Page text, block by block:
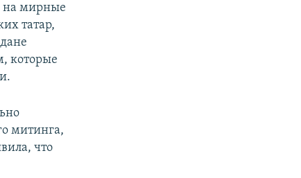
на мирные
татар,
которые
митинга,
что